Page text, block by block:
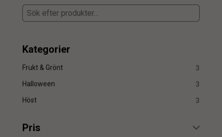
Kategorier
Frukt & Grönt 3
Halloween 3
Höst 3
Pris